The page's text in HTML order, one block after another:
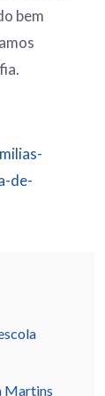
bem
de-
Martins